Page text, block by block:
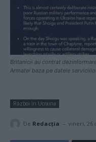
Britanicii au contrat
Armatei baza pe datele
Război în Ucraina
De Redacţia - vineri, 26